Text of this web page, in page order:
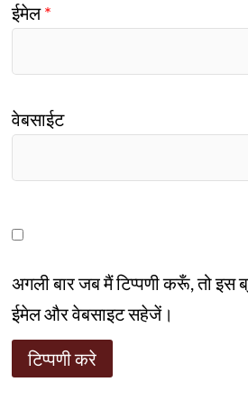
ईमेल*
वेबसाईट
अगली बार जब मैं टिप्पणी करूँ, तो इस
ईमेल और वेबसाइट सहेजें।